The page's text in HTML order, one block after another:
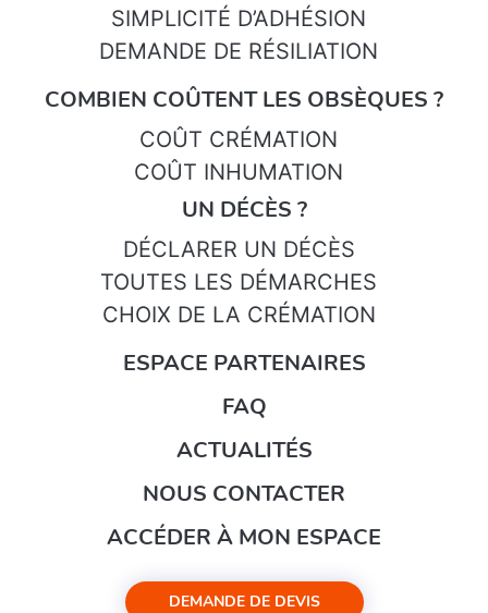
SIMPLICITÉ D’ADHÉSION
DEMANDE DE RÉSILIATION
COMBIEN COÛTENT LES OBSÈQUES ?
COÛT CRÉMATION
COÛT INHUMATION
UN DÉCÈS ?
DÉCLARER UN DÉCÈS
TOUTES LES DÉMARCHES
CHOIX DE LA CRÉMATION
ESPACE PARTENAIRES
FAQ
ACTUALITÉS
NOUS CONTACTER
ACCÉDER À MON ESPACE
DEMANDE DE DEVIS